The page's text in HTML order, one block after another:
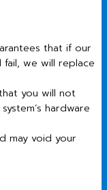
that if our
fail, we will replace
you will not
hardware
may void your